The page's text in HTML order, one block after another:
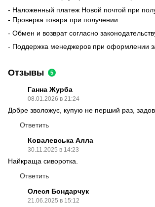
- Наложенный платеж Новой почтой при
- Проверка товара при получении
- Обмен и возврат согласно
- Поддержка менеджеров при оформлении
Отзывы 5
Ганна Журба
08.01.2026 в 21:24
Добре зволожує, купую не перший раз,
Ответить
Ковалевська Алла
30.11.2025 в 14:23
Найкраща сиворотка.
Ответить
Олеся Бондарчук
21.06.2025 в 15:12